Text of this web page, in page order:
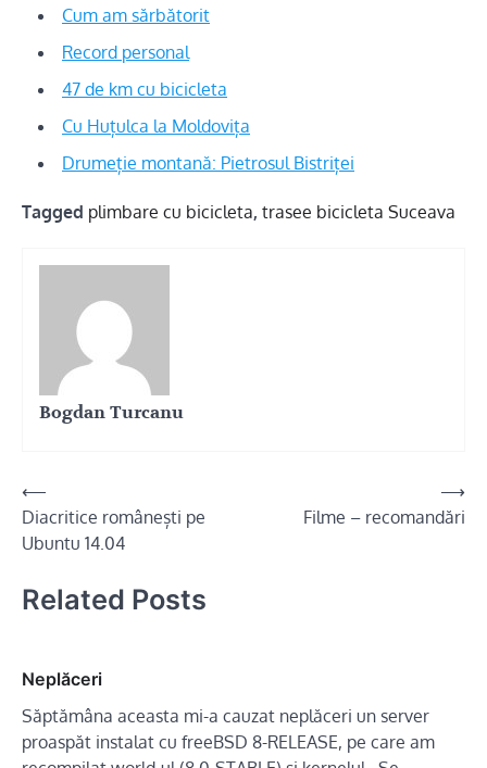
Cum am sărbătorit
Record personal
47 de km cu bicicleta
Cu Huțulca la Moldovița
Drumeție montană: Pietrosul Bistriței
Tagged plimbare cu bicicleta, trasee bicicleta Suceava
Bogdan Turcanu
Navigare
în
⟵
Diacritice românești pe
Ubuntu 14.04
Filme – recomandări
⟶
Related Posts
Neplăceri
Săptămâna aceasta mi-a cauzat neplăceri un server
proaspăt instalat cu freeBSD 8-RELEASE, pe care am